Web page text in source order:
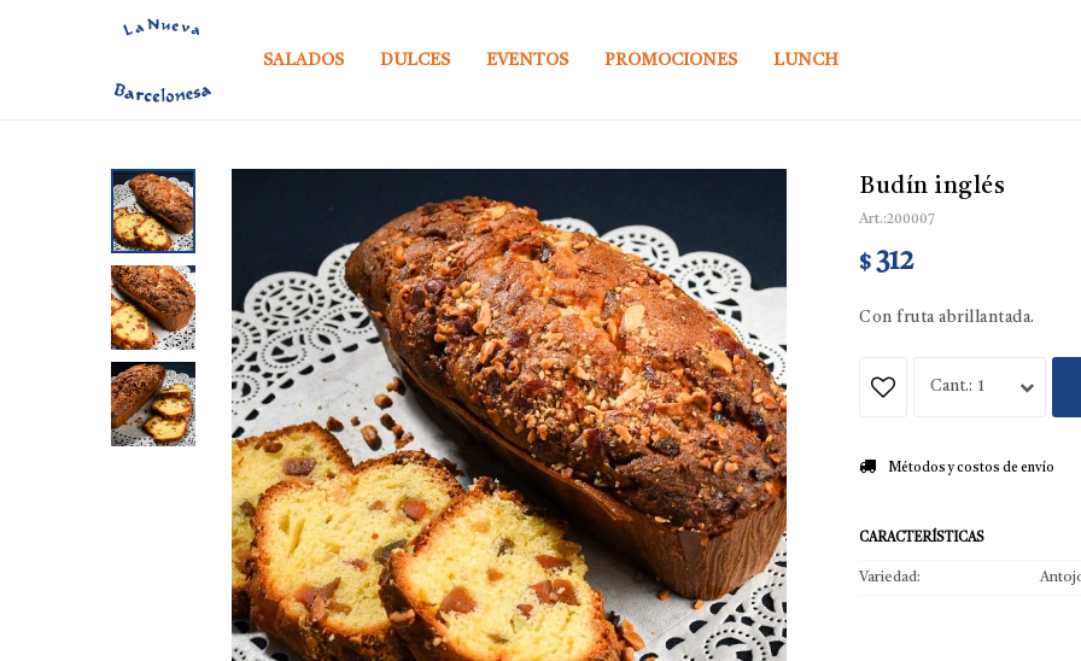
SALADOS DULCES EVENTOS PROMOCIONES LUNCH
Budín inglés
200007
$ 312
Con fruta abrillantada.
1
Métodos y costos de envío
CARACTERÍSTICAS
Variedad